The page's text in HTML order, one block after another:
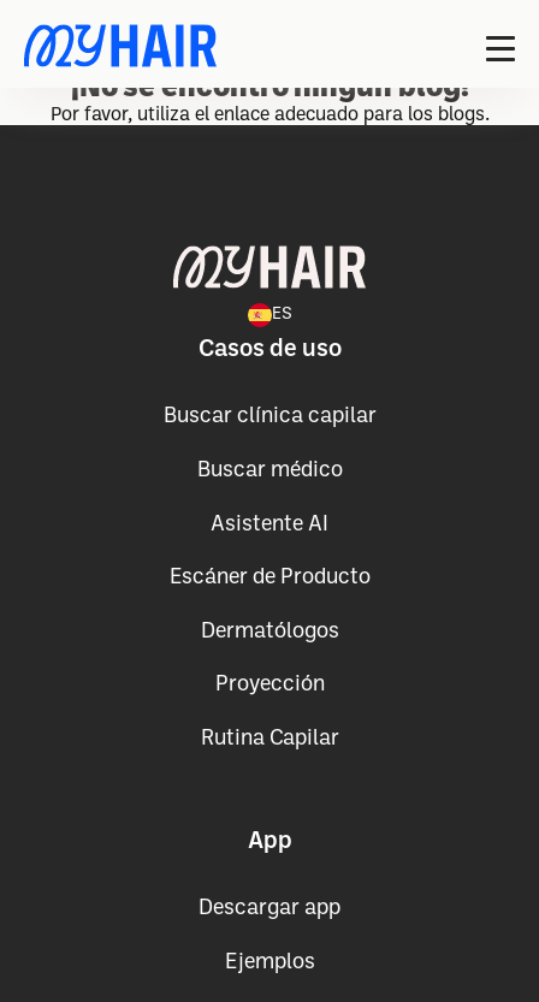
¡No se encontró ningún blog!
Por favor, utiliza el enlace adecuado para los blogs.
ES
Casos de uso
Buscar clínica capilar
Buscar médico
Asistente AI
Escáner de Producto
Dermatólogos
Proyección
Rutina Capilar
App
Descargar app
Ejemplos